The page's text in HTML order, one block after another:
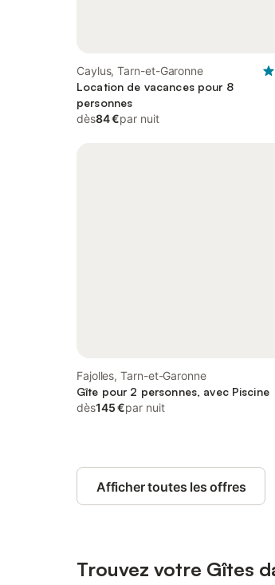
Caylus, Tarn-et-Garonne
Location de vacances pour 8
personnes
dès84 €par nuit
Fajolles, Tarn-et-Garonne
Gîte pour 2 personnes, avec Piscine
dès145 €par nuit
Afficher toutes les offres
Trouvez votre Gîtes